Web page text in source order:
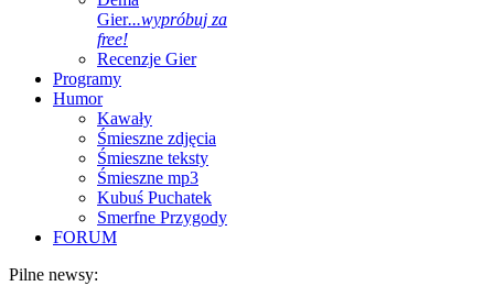
Gier...wypróbuj za
free!
Recenzje Gier
Programy
Humor
Kawały
Śmieszne zdjęcia
Śmieszne teksty
Śmieszne mp3
Kubuś Puchatek
Smerfne Przygody
FORUM
Pilne newsy: